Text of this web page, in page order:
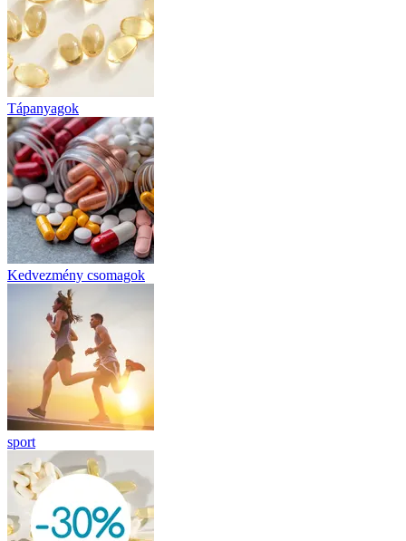
Tápanyagok
Kedvezmény csomagok
sport